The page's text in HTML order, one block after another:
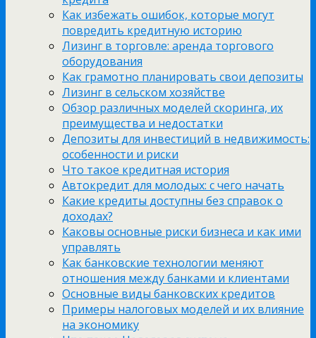
Как избежать ошибок, которые могут
повредить кредитную историю
Лизинг в торговле: аренда торгового
оборудования
Как грамотно планировать свои депозиты
Лизинг в сельском хозяйстве
Обзор различных моделей скоринга, их
преимущества и недостатки
Депозиты для инвестиций в недвижимость:
особенности и риски
Что такое кредитная история
Автокредит для молодых: с чего начать
Какие кредиты доступны без справок о
доходах?
Каковы основные риски бизнеса и как ими
управлять
Как банковские технологии меняют
отношения между банками и клиентами
Основные виды банковских кредитов
Примеры налоговых моделей и их влияние
на экономику